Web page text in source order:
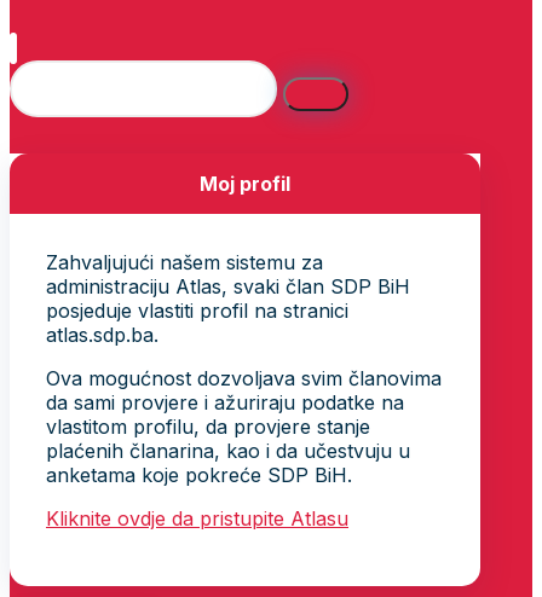
Moj profil
Zahvaljujući našem sistemu za
administraciju Atlas, svaki član SDP BiH
posjeduje vlastiti profil na stranici
atlas.sdp.ba.
Ova mogućnost dozvoljava svim članovima
da sami provjere i ažuriraju podatke na
vlastitom profilu, da provjere stanje
plaćenih članarina, kao i da učestvuju u
anketama koje pokreće SDP BiH.
Kliknite ovdje da pristupite Atlasu